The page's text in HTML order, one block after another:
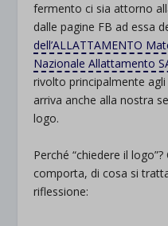
fermento ci sia attorno
dalle pagine FB ad essa
dell’ALLATTAMENTO
Nazionale Allattamento
rivolto principalmente
arriva anche alla nostra
logo.
Perché “chiedere il
comporta, di cosa si
riflessione: